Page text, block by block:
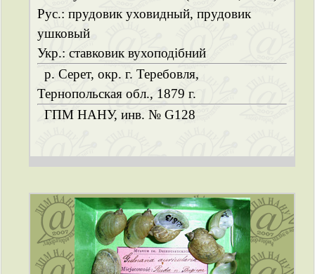
Рус.: прудовик уховидный, прудовик
ушковый
Укр.: ставковик вухоподібний
р. Серет, окр. г. Теребовля,
Тернопольская обл., 1879 г.
ГПМ НАНУ, инв. № G128